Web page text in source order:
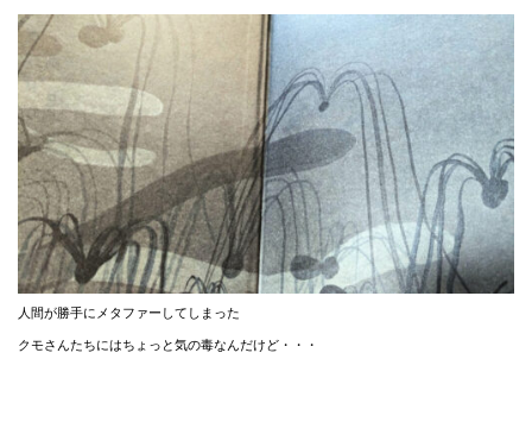
人間が勝手にメタファーしてしまった
クモさんたちにはちょっと気の毒なんだけど・・・